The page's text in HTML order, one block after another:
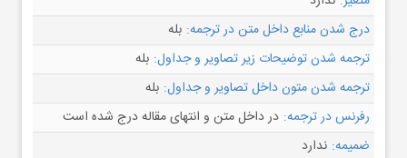
درج شدن منابع داخل متن در ترجمه: بله
ترجمه شدن توضیحات زیر تصاویر و جداول: بله
ترجمه شدن متون داخل تصاویر و جداول: بله
رفرنس در ترجمه: در داخل متن و انتهای مقاله درج شده است
ضمیمه: ندارد